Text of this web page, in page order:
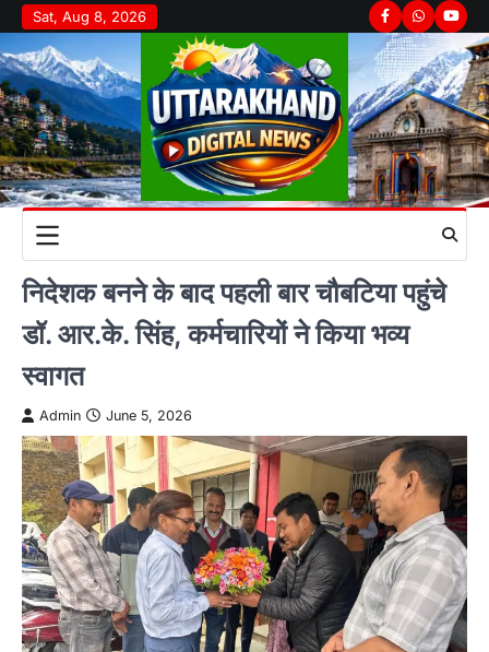
Skip
to
content
Sat, Aug 8, 2026 Facebook
Whatsapp
निदेशक बनने के बाद पहली बार चौबटिया पहुंचे
डॉ. आर.के. सिंह, कर्मचारियों ने किया भव्य
स्वागत
Admin June 5, 2026